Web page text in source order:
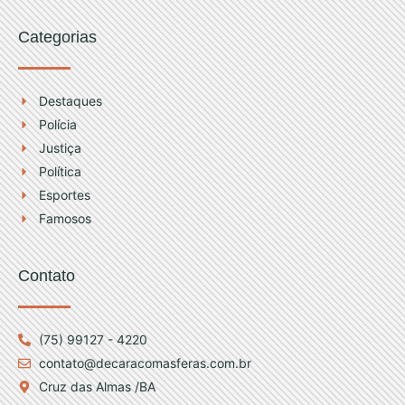
Categorias
Destaques
Polícia
Justiça
Política
Esportes
Famosos
Contato
(75) 99127 - 4220
contato@decaracomasferas.com.br
Cruz das Almas /BA